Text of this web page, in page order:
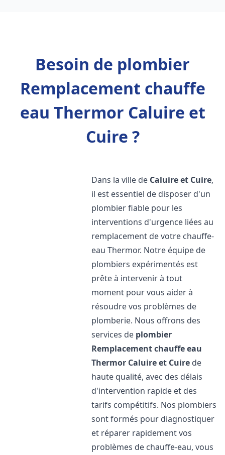
Besoin de plombier
Remplacement chauffe
eau Thermor Caluire et
Cuire ?
Dans la ville de Caluire et Cuire,
il est essentiel de disposer d'un
plombier fiable pour les
interventions d'urgence liées au
remplacement de votre chauffe-
eau Thermor. Notre équipe de
plombiers expérimentés est
prête à intervenir à tout
moment pour vous aider à
résoudre vos problèmes de
plomberie. Nous offrons des
services de plombier
Remplacement chauffe eau
Thermor Caluire et Cuire de
haute qualité, avec des délais
d'intervention rapide et des
tarifs compétitifs. Nos plombiers
sont formés pour diagnostiquer
et réparer rapidement vos
problèmes de chauffe-eau, vous